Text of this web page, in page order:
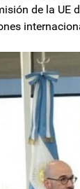
de la UE